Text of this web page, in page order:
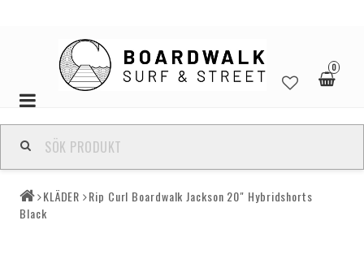
0
Toggle
navigation
KLÄDER
Rip Curl Boardwalk Jackson 20" Hybridshorts
Black